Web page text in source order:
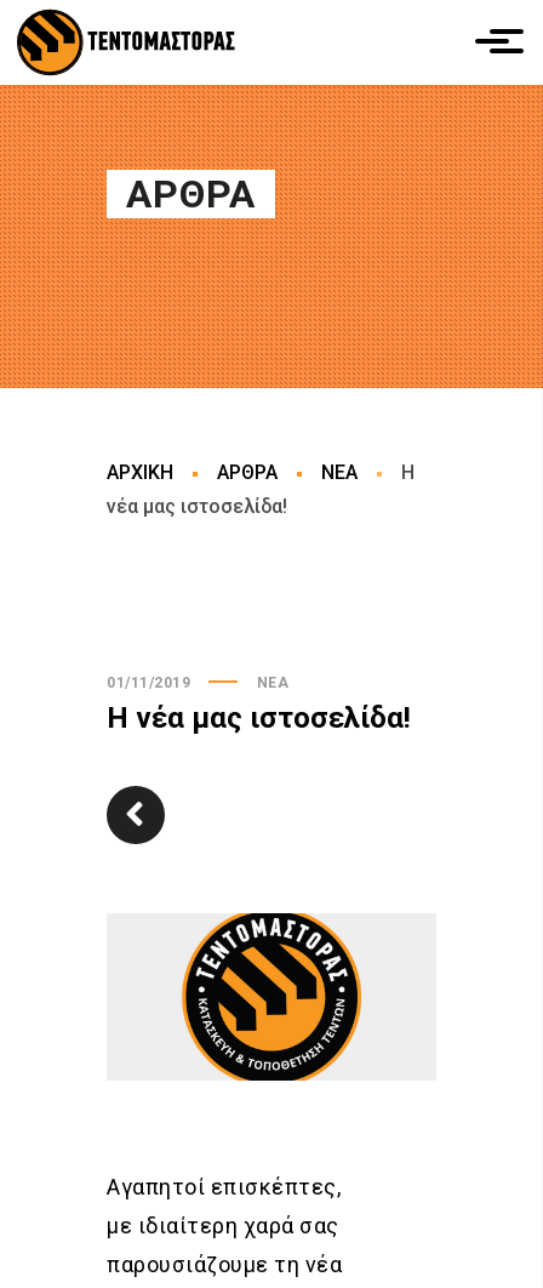
ΑΡΘΡΑ
ΑΡΧΙΚΗ ΑΡΘΡΑ ΝΕΑ
Η
νέα μας ιστοσελίδα!
01/11/2019 ΝΕΑ
Η νέα μας ιστοσελίδα!
Αγαπητοί επισκέπτες,
με ιδιαίτερη χαρά σας
παρουσιάζουμε τη νέα